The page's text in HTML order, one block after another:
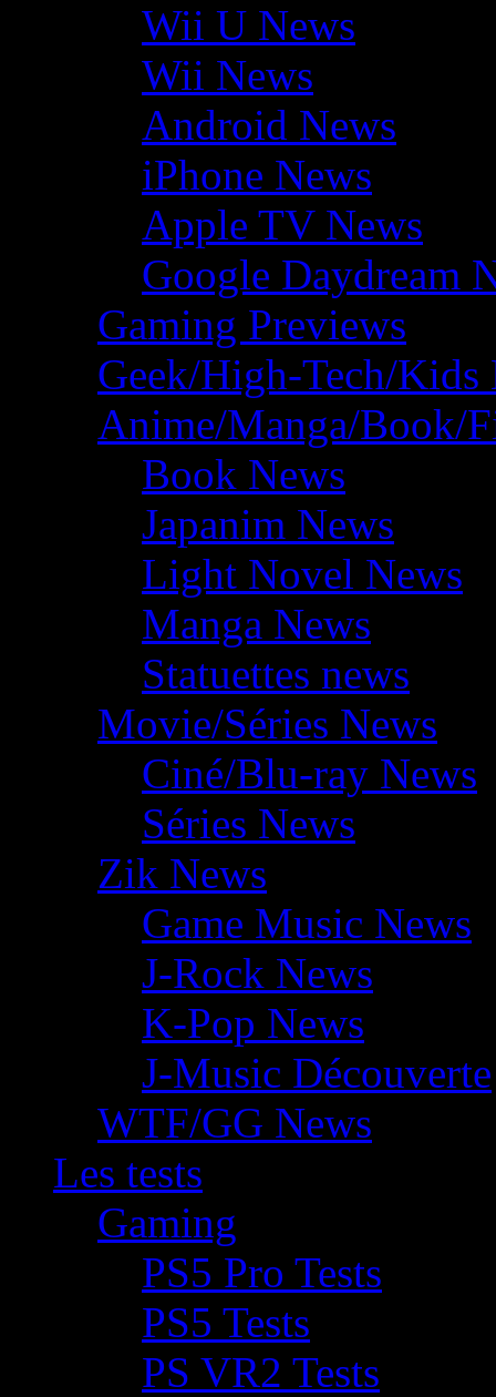
Wii U News
Wii News
Android News
iPhone News
Apple TV News
Google Daydream
Gaming Previews
Geek/High-Tech/Kids
Anime/Manga/Book/
Book News
Japanim News
Light Novel News
Manga News
Statuettes news
Movie/Séries News
Ciné/Blu-ray News
Séries News
Zik News
Game Music News
J-Rock News
K-Pop News
J-Music Découverte
WTF/GG News
Les tests
Gaming
PS5 Pro Tests
PS5 Tests
PS VR2 Tests